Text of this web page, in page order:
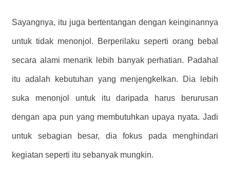
Sayangnya, itu juga bertentangan dengan keinginannya
untuk tidak menonjol. Berperilaku seperti orang bebal
secara alami menarik lebih banyak perhatian. Padahal
itu adalah kebutuhan yang menjengkelkan. Dia lebih
suka menonjol untuk itu daripada harus berurusan
dengan apa pun yang membutuhkan upaya nyata. Jadi
untuk sebagian besar, dia fokus pada menghindari
kegiatan seperti itu sebanyak mungkin.